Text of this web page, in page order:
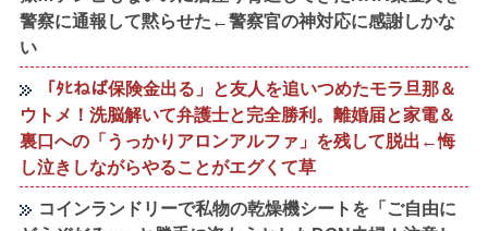
警察に通報して黙らせた←警察官の神対応に感謝しかな
い
「ﾀﾋねば保険金出る」と友人を追いつめたモラ旦那＆
ウトメ！洗脳解いて弁護士と完全勝利。離婚届と家電＆
裏口への「うっかりアロンアルファ」を残して脱出←悔
し泣きしながらやることがエグくて草
コインランドリーで私物の乾燥機シートを「ご自由に